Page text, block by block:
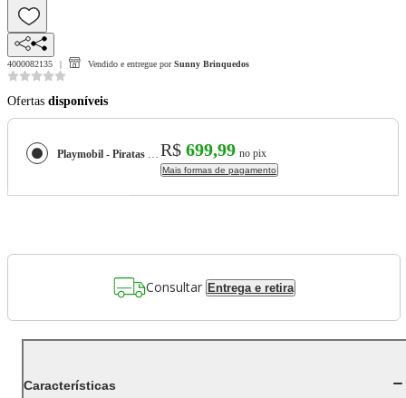
4000082135 Vendido e entregue por Sunny Brinquedos
Ofertas disponíveis
Playmobil - Piratas Galácticos Com Helicóptero - Galaxy Police - 70023 R$ 699,99 no pix
Mais formas de pagamento
Consultar Entrega e retira
Características